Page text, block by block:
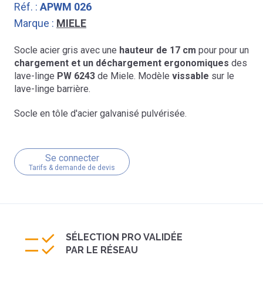
Réf. : APWM 026
Marque : MIELE
Socle acier gris avec une hauteur de 17 cm pour pour un
chargement et un déchargement ergonomiques des
lave-linge PW 6243 de Miele. Modèle vissable sur le
lave-linge barrière.
Socle en tôle d'acier galvanisé pulvérisée.
Se connecter
Tarifs & demande de devis
SÉLECTION PRO VALIDÉE
PAR LE RÉSEAU